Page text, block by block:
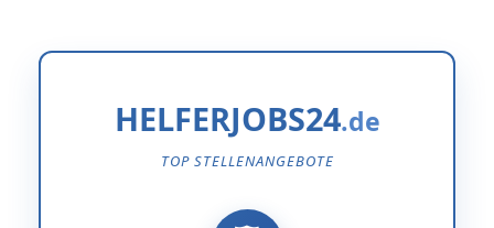
HELFERJOBS24
TOP STELLENANGEBOTE